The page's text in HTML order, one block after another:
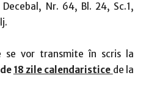
Nr. 64, Bl. 24, Sc.1,
se vor transmite în scris la
18 zile calendaristice de la